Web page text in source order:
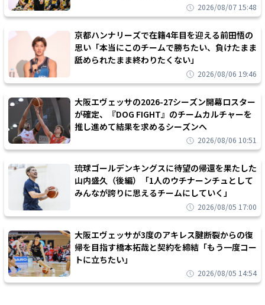
2026/08/07 15:48
京都ハンナリーズで在籍4年目を迎える前田悟の
思い「本当にこのチームで勝ちたい、負けたまま
舐められたまま終わりたくない」
2026/08/06 19:46
大阪エヴェッサの2026-27シーズン開幕ロスター
が確定、『DOG FIGHT』のチームカルチャーを
推し進めて結果を求めるシーズンへ
2026/08/06 10:51
琉球ゴールデンキングスに待望の帰還を果たした
山内盛久（後編）「1人のウチナーンチュとして
みんなが誇りに思えるチームにしていく」
2026/08/05 17:00
大阪エヴェッサが3度のアキレス腱断裂からの復
帰を目指す橋本拓哉と契約を締結「もう一度コー
トに立ちたい」
2026/08/05 14:54